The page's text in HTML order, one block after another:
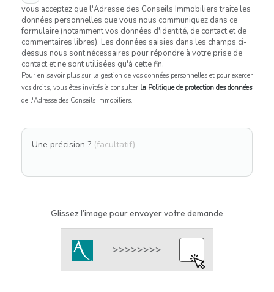
vous acceptez que l'Adresse des Conseils Immobiliers traite les
données personnelles que vous nous communiquez dans ce
formulaire (notamment vos données d'identité, de contact et de
commentaires libres). Les données saisies dans les champs ci-
dessus nous sont nécessaires pour répondre à votre prise de
contact et ne sont utilisées qu'à cette fin.
Pour en savoir plus sur la gestion de vos données personnelles et pour exercer
vos droits, vous êtes invités à consulter la Politique de protection des données
de l'Adresse des Conseils Immobiliers.
Une précision ? (facultatif)
Glissez l'image pour envoyer votre demande